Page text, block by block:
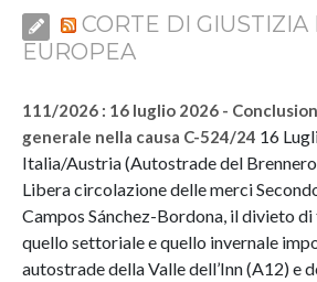
CORTE DI GIUSTIZIA
EUROPEA
111/2026 : 16 luglio 2026 -
generale nella causa C-524/24 16
Italia/Austria (Autostrade del Brennero
Libera circolazione delle merci
Campos Sánchez-Bordona, il divieto
quello settoriale e quello invernale
autostrade della Valle dell’Inn (A12) e